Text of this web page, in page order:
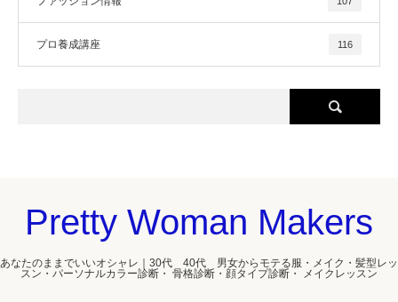
プロ養成講座 116
Pretty Woman Makers
あなたのままでいいオシャレ｜30代 40代 男女からモテる服・メイク・髪型レッ
スン・パーソナルカラー診断・ 骨格診断・顔タイプ診断・ メイクレッスン